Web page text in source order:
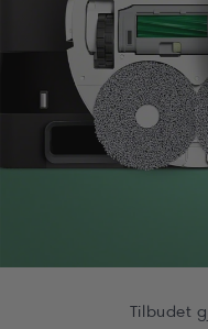
Tilbudet